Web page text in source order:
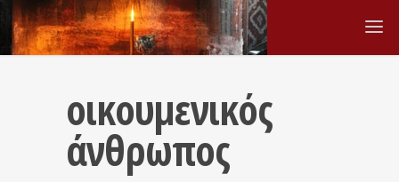
οικουμενικός
άνθρωπος